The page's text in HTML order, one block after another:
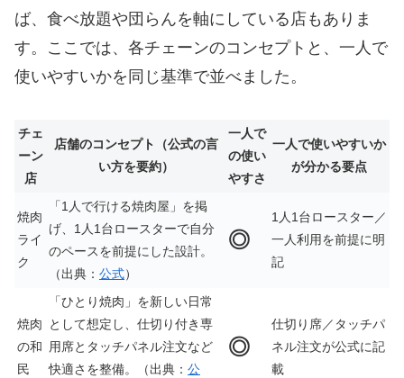
ば、食べ放題や団らんを軸にしている店もありま
す。ここでは、各チェーンのコンセプトと、一人で
使いやすいかを同じ基準で並べました。
チェ
ーン
店
店舗のコンセプト（公式の言
い方を要約）
一人で
の使い
やすさ
一人で使いやすいか
が分かる要点
焼肉
ライ
ク
「1人で行ける焼肉屋」を掲
げ、1人1台ロースターで自分
のペースを前提にした設計。
（出典： 公式）
◎
1人1台ロースター／
一人利用を前提に明
記
焼肉
の和
民
「ひとり焼肉」を新しい日常
として想定し、仕切り付き専
用席とタッチパネル注文など
快適さを整備。（出典： 公
◎
仕切り席／タッチパ
ネル注文が公式に記
載